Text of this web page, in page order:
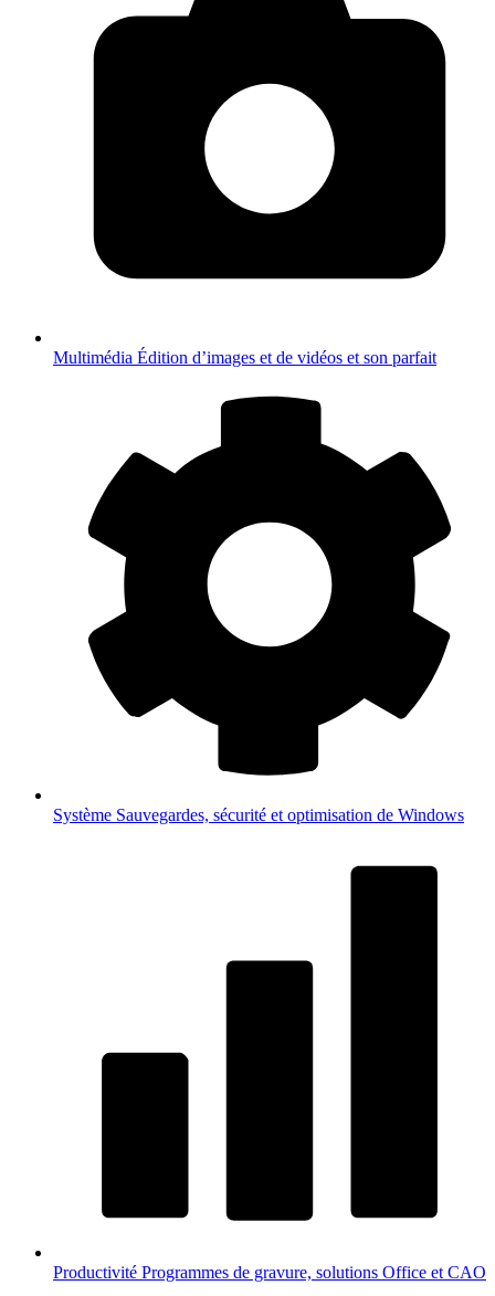
Multimédia Édition d’images et de vidéos et son parfait
Système Sauvegardes, sécurité et optimisation de Windows
Productivité Programmes de gravure, solutions Office et CAO